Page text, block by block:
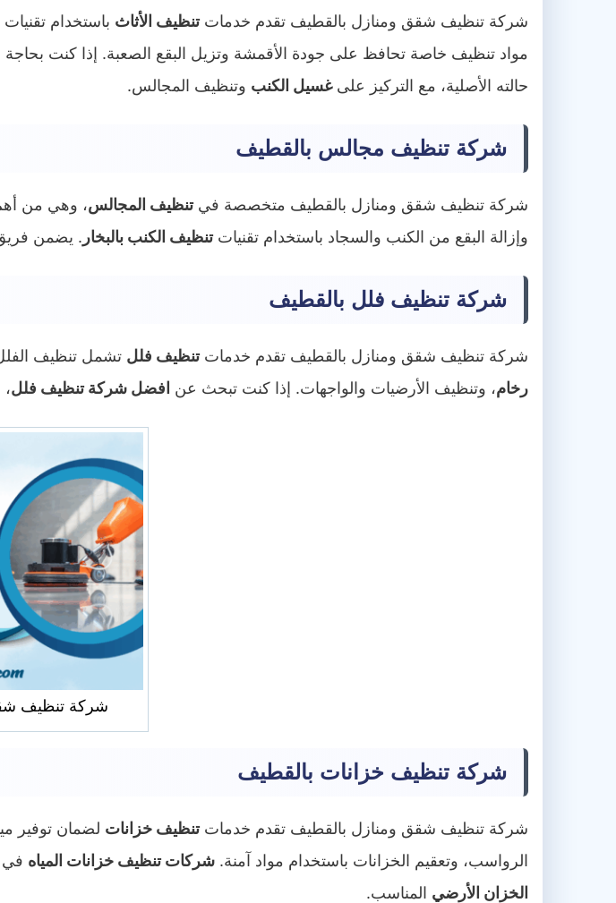
شركة تنظيف شقق ومنازل بالقطيف تقدم خدماتتنظيف الأثاث باستخدام
مواد تنظيف خاصة تحافظ على جودة الأقمشة وتزيل البقع الصعبة. إذا كنت بحاجة
حالته الأصلية، مع التركيز علىغسيل الكنب وتنظيف المجالس.
شركة تنظيف مجالس بالقطيف
شركة تنظيف شقق ومنازل بالقطيف متخصصة فيتنظيف المجالس، وهي من
وإزالة البقع من الكنب والسجاد باستخدام تقنياتتنظيف الكنب بالبخار . يضمن
شركة تنظيف فلل بالقطيف
شركة تنظيف شقق ومنازل بالقطيف تقدم خدماتتنظيف فلل تشمل تنظيف
رخام، وتنظيف الأرضيات والواجهات. إذا كنت تبحث عن افضل شركة تنظيف فلل
شركة تنظيف
شركة تنظيف خزانات بالقطيف
شركة تنظيف شقق ومنازل بالقطيف تقدم خدماتتنظيف خزانات لضمان توفير
الرواسب، وتعقيم الخزانات باستخدام مواد آمنة. شركات تنظيف خزانات المياه في
الخزان الأرضي المناسب.